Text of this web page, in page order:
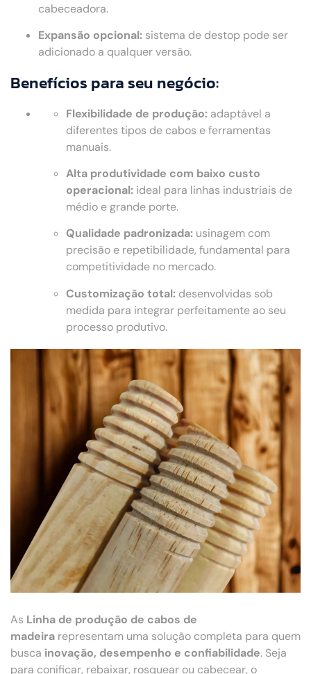
cabeceadora.
Expansão opcional: sistema de destop pode ser
adicionado a qualquer versão.
Benefícios para seu negócio:
Flexibilidade de produção: adaptável a
diferentes tipos de cabos e ferramentas
manuais.
Alta produtividade com baixo custo
operacional: ideal para linhas industriais de
médio e grande porte.
Qualidade padronizada: usinagem com
precisão e repetibilidade, fundamental para
competitividade no mercado.
Customização total: desenvolvidas sob
medida para integrar perfeitamente ao seu
processo produtivo.
As Linha de produção de cabos de
madeira representam uma solução completa para quem
busca inovação, desempenho e confiabilidade. Seja
para conificar, rebaixar, rosquear ou cabecear, o